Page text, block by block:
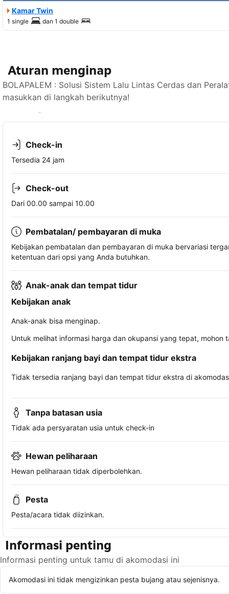
Kamar Twin
1 single dan 1 double
Aturan menginap
BOLAPALEM : Solusi Sistem Lalu Lintas Cerdas dan
masukkan di langkah berikutnya!
Lihat ketersediaan
Check-in
Tersedia 24 jam
Check-out
Dari 00.00 sampai 10.00
Pembatalan/ pembayaran di muka
Kebijakan pembatalan dan pembayaran di muka bervariasi
ketentuan dari opsi yang Anda butuhkan.
Anak-anak dan tempat tidur
Kebijakan anak
Anak-anak bisa menginap.
Untuk melihat informasi harga dan okupansi yang tepat,
Kebijakan ranjang bayi dan tempat tidur ekstra
Tidak tersedia ranjang bayi dan tempat tidur ekstra di
Tanpa batasan usia
Tidak ada persyaratan usia untuk check-in
Hewan peliharaan
Hewan peliharaan tidak diperbolehkan.
Pesta
Pesta/acara tidak diizinkan.
Informasi penting
Informasi penting untuk tamu di akomodasi ini
Akomodasi ini tidak mengizinkan pesta bujang atau sejenisnya.